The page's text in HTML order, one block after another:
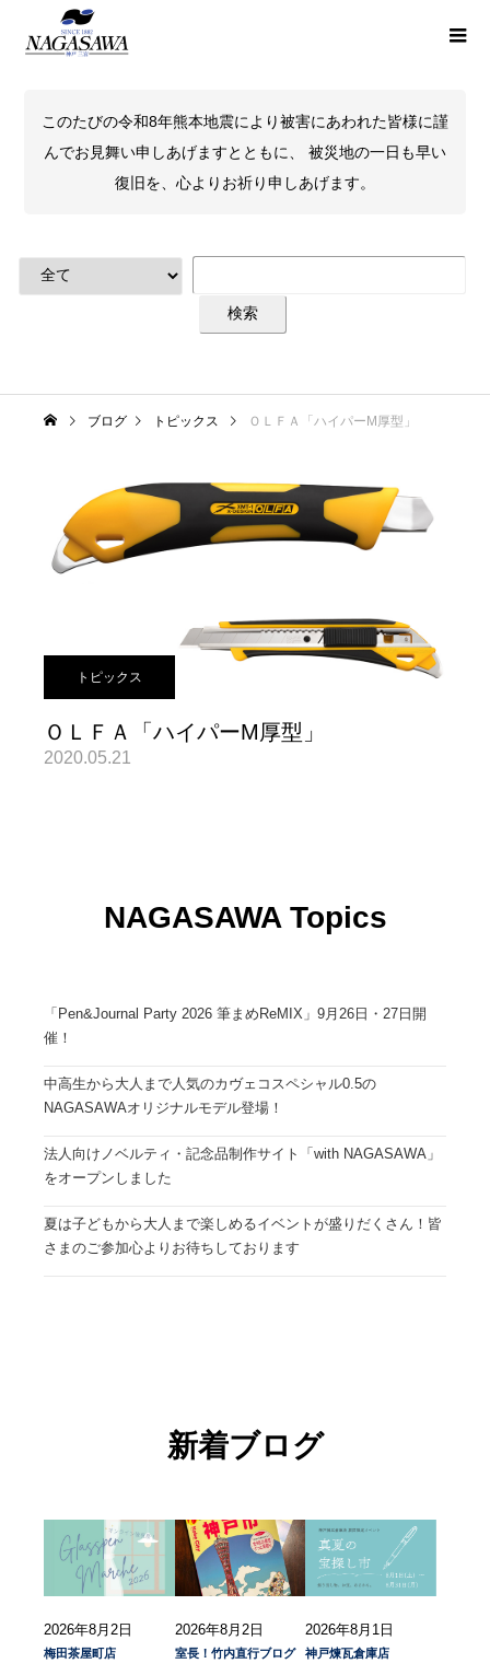
このたびの令和8年熊本地震により被害にあわれた皆様に謹
んでお見舞い申しあげますとともに、 被災地の一日も早い
復旧を、心よりお祈り申しあげます。
ブログ トピックス ＯＬＦＡ「ハイパーM厚型」
トピックス
ＯＬＦＡ「ハイパーM厚型」
2020.05.21
NAGASAWA Topics
「Pen&Journal Party 2026 筆まめReMIX」9月26日・27日開
催！
中高生から大人まで人気のカヴェコスペシャル0.5の
NAGASAWAオリジナルモデル登場！
法人向けノベルティ・記念品制作サイト「with NAGASAWA」
をオープンしました
夏は子どもから大人まで楽しめるイベントが盛りだくさん！皆
さまのご参加心よりお待ちしております
新着ブログ
2026年8月2日
梅田茶屋町店
2026年8月2日
室長！竹内直行ブログ
2026年8月1日
神戸煉瓦倉庫店